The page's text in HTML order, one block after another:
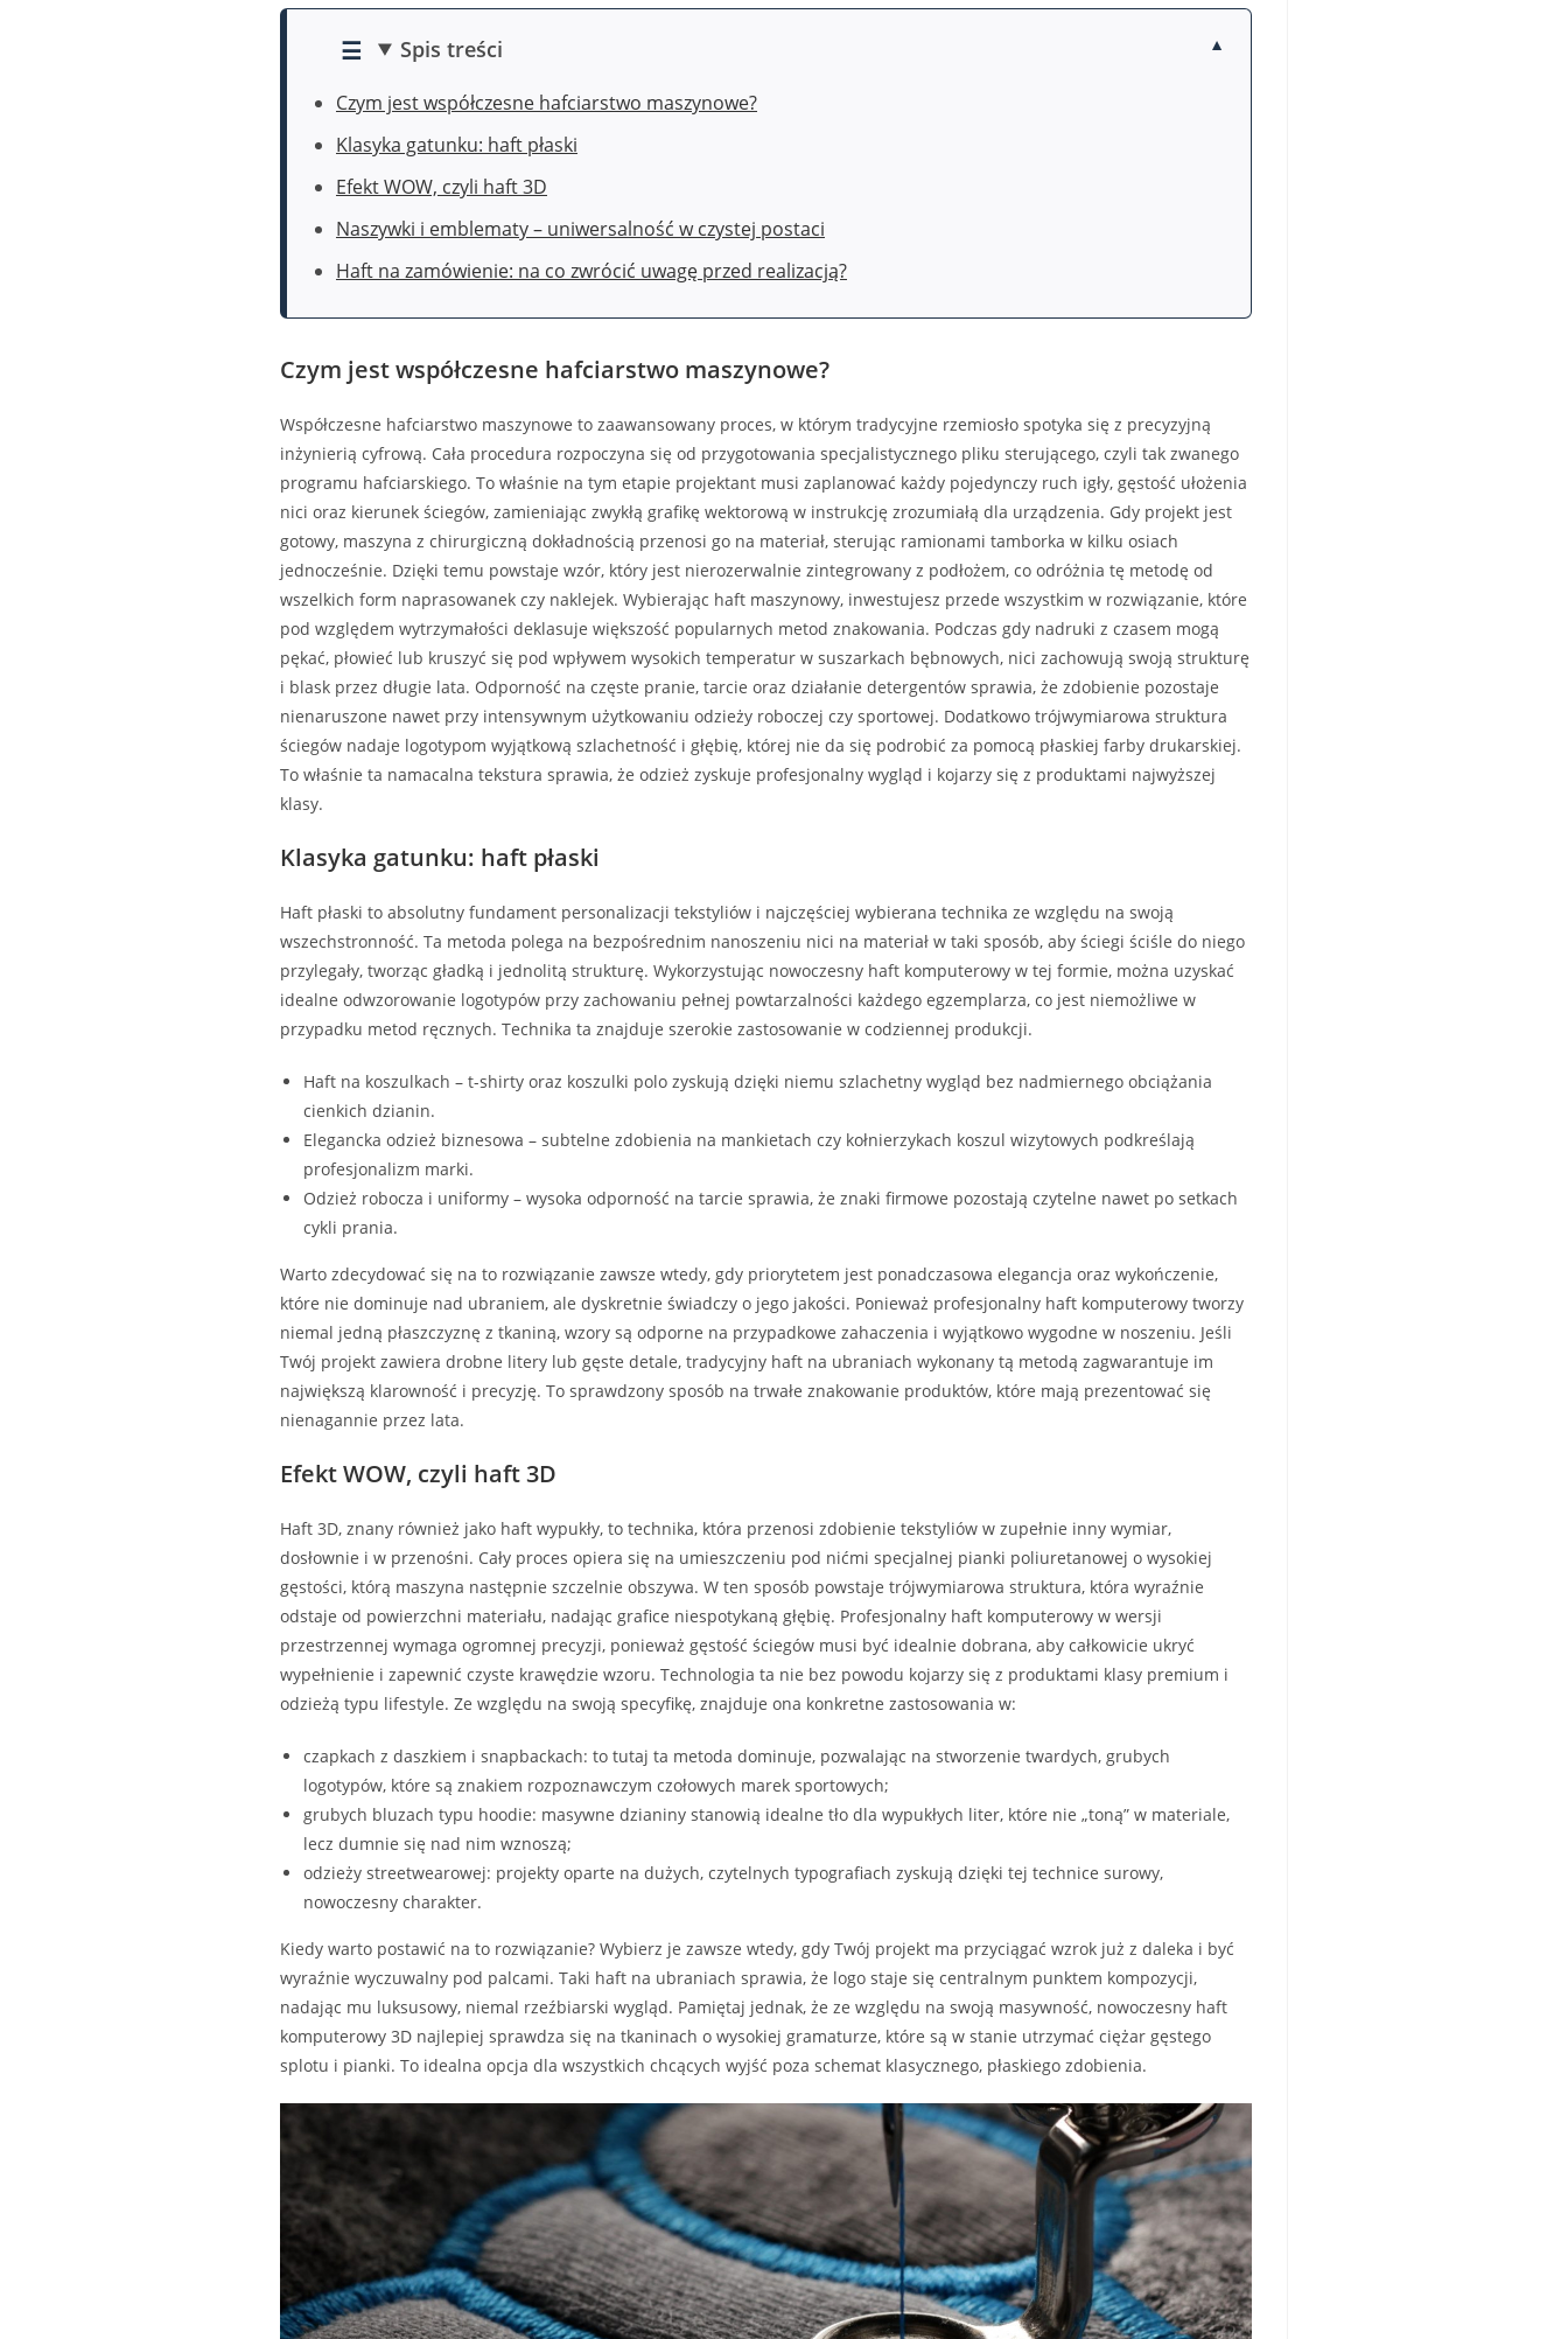
Spis treści
Czym jest współczesne hafciarstwo maszynowe?
Klasyka gatunku: haft płaski
Efekt WOW, czyli haft 3D
Naszywki i emblematy – uniwersalność w czystej postaci
Haft na zamówienie: na co zwrócić uwagę przed realizacją?
Czym jest współczesne hafciarstwo maszynowe?
Współczesne hafciarstwo maszynowe to zaawansowany proces, w którym tradycyjne rzemiosło spotyka się z precyzyjną
inżynierią cyfrową. Cała procedura rozpoczyna się od przygotowania specjalistycznego pliku sterującego, czyli tak zwanego
programu hafciarskiego. To właśnie na tym etapie projektant musi zaplanować każdy pojedynczy ruch igły, gęstość ułożenia
nici oraz kierunek ściegów, zamieniając zwykłą grafikę wektorową w instrukcję zrozumiałą dla urządzenia. Gdy projekt jest
gotowy, maszyna z chirurgiczną dokładnością przenosi go na materiał, sterując ramionami tamborka w kilku osiach
jednocześnie. Dzięki temu powstaje wzór, który jest nierozerwalnie zintegrowany z podłożem, co odróżnia tę metodę od
wszelkich form naprasowanek czy naklejek. Wybierając haft maszynowy, inwestujesz przede wszystkim w rozwiązanie, które
pod względem wytrzymałości deklasuje większość popularnych metod znakowania. Podczas gdy nadruki z czasem mogą
pękać, płowieć lub kruszyć się pod wpływem wysokich temperatur w suszarkach bębnowych, nici zachowują swoją strukturę
i blask przez długie lata. Odporność na częste pranie, tarcie oraz działanie detergentów sprawia, że zdobienie pozostaje
nienaruszone nawet przy intensywnym użytkowaniu odzieży roboczej czy sportowej. Dodatkowo trójwymiarowa struktura
ściegów nadaje logotypom wyjątkową szlachetność i głębię, której nie da się podrobić za pomocą płaskiej farby drukarskiej.
To właśnie ta namacalna tekstura sprawia, że odzież zyskuje profesjonalny wygląd i kojarzy się z produktami najwyższej
klasy.
Klasyka gatunku: haft płaski
Haft płaski to absolutny fundament personalizacji tekstyliów i najczęściej wybierana technika ze względu na swoją
wszechstronność. Ta metoda polega na bezpośrednim nanoszeniu nici na materiał w taki sposób, aby ściegi ściśle do niego
przylegały, tworząc gładką i jednolitą strukturę. Wykorzystując nowoczesny haft komputerowy w tej formie, można uzyskać
idealne odwzorowanie logotypów przy zachowaniu pełnej powtarzalności każdego egzemplarza, co jest niemożliwe w
przypadku metod ręcznych. Technika ta znajduje szerokie zastosowanie w codziennej produkcji.
Haft na koszulkach – t-shirty oraz koszulki polo zyskują dzięki niemu szlachetny wygląd bez nadmiernego obciążania
cienkich dzianin.
Elegancka odzież biznesowa – subtelne zdobienia na mankietach czy kołnierzykach koszul wizytowych podkreślają
profesjonalizm marki.
Odzież robocza i uniformy – wysoka odporność na tarcie sprawia, że znaki firmowe pozostają czytelne nawet po setkach
cykli prania.
Warto zdecydować się na to rozwiązanie zawsze wtedy, gdy priorytetem jest ponadczasowa elegancja oraz wykończenie,
które nie dominuje nad ubraniem, ale dyskretnie świadczy o jego jakości. Ponieważ profesjonalny haft komputerowy tworzy
niemal jedną płaszczyznę z tkaniną, wzory są odporne na przypadkowe zahaczenia i wyjątkowo wygodne w noszeniu. Jeśli
Twój projekt zawiera drobne litery lub gęste detale, tradycyjny haft na ubraniach wykonany tą metodą zagwarantuje im
największą klarowność i precyzję. To sprawdzony sposób na trwałe znakowanie produktów, które mają prezentować się
nienagannie przez lata.
Efekt WOW, czyli haft 3D
Haft 3D, znany również jako haft wypukły, to technika, która przenosi zdobienie tekstyliów w zupełnie inny wymiar,
dosłownie i w przenośni. Cały proces opiera się na umieszczeniu pod nićmi specjalnej pianki poliuretanowej o wysokiej
gęstości, którą maszyna następnie szczelnie obszywa. W ten sposób powstaje trójwymiarowa struktura, która wyraźnie
odstaje od powierzchni materiału, nadając grafice niespotykaną głębię. Profesjonalny haft komputerowy w wersji
przestrzennej wymaga ogromnej precyzji, ponieważ gęstość ściegów musi być idealnie dobrana, aby całkowicie ukryć
wypełnienie i zapewnić czyste krawędzie wzoru. Technologia ta nie bez powodu kojarzy się z produktami klasy premium i
odzieżą typu lifestyle. Ze względu na swoją specyfikę, znajduje ona konkretne zastosowania w:
czapkach z daszkiem i snapbackach: to tutaj ta metoda dominuje, pozwalając na stworzenie twardych, grubych
logotypów, które są znakiem rozpoznawczym czołowych marek sportowych;
grubych bluzach typu hoodie: masywne dzianiny stanowią idealne tło dla wypukłych liter, które nie „toną” w materiale,
lecz dumnie się nad nim wznoszą;
odzieży streetwearowej: projekty oparte na dużych, czytelnych typografiach zyskują dzięki tej technice surowy,
nowoczesny charakter.
Kiedy warto postawić na to rozwiązanie? Wybierz je zawsze wtedy, gdy Twój projekt ma przyciągać wzrok już z daleka i być
wyraźnie wyczuwalny pod palcami. Taki haft na ubraniach sprawia, że logo staje się centralnym punktem kompozycji,
nadając mu luksusowy, niemal rzeźbiarski wygląd. Pamiętaj jednak, że ze względu na swoją masywność, nowoczesny haft
komputerowy 3D najlepiej sprawdza się na tkaninach o wysokiej gramaturze, które są w stanie utrzymać ciężar gęstego
splotu i pianki. To idealna opcja dla wszystkich chcących wyjść poza schemat klasycznego, płaskiego zdobienia.